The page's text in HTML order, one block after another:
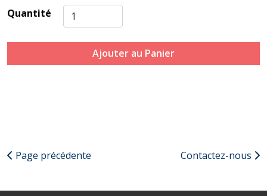
Quantité
Ajouter au Panier
Page précédente Contactez-nous